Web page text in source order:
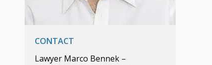
CONTACT
Lawyer Marco Bennek –